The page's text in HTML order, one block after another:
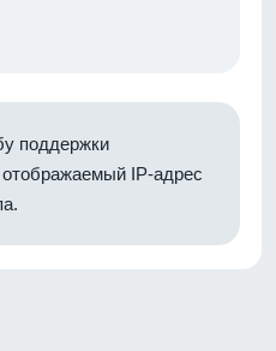
поддержки
отображаемый IP-адрес